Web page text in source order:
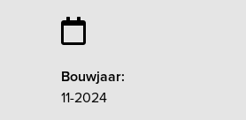
Bouwjaar:
11-2024